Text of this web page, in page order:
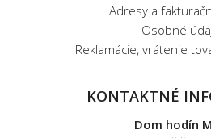
Adresy a
Osobné
Reklamácie, vrátenie
KONTAKTNÉ
Dom hodín